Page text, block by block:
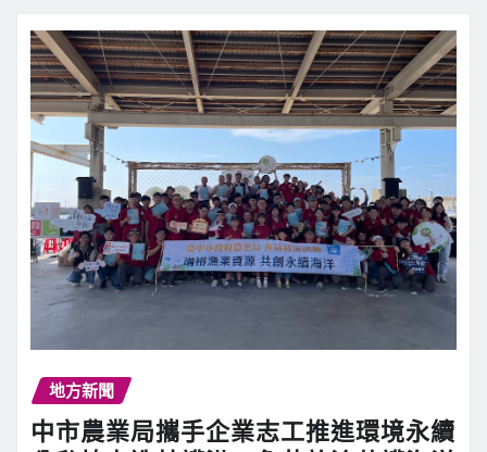
地方新聞
中市農業局攜手企業志工推進環境永續